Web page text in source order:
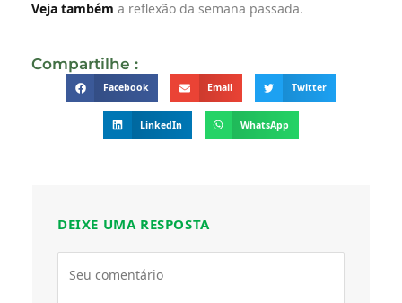
Veja também a reflexão da semana passada.
Compartilhe :
Facebook Email Twitter
LinkedIn WhatsApp
DEIXE UMA RESPOSTA